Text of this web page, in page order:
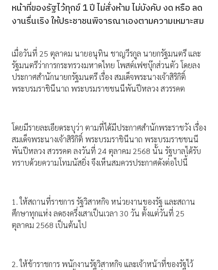
หน้าที่ของรัฐไว้ทุกข์ 1 ปี ไม่สั่งห้าม ไม่บังคับ งด หรือ ลด
งานรื่นเริง ให้ประชาชนพิจารณาเองตามความเหมาะสม
เมื่อวันที่ 25 ตุลาคม นายอนุทิน ชาญวีรกูล นายกรัฐมนตรี และ
รัฐมนตรีว่าการกระทรวงมหาดไทย โพสต์เฟซบุ๊กส่วนตัว โดยลง
ประกาศสำนักนายกรัฐมนตรี เรื่อง สมเด็จพระนางเจ้าสิริกิติ์
พระบรมราชินีนาถ พระบรมราชชนนีพันปีหลวง สวรรคต
โดยมีรายละเอียดระบุว่า ตามที่ได้มีประกาศสำนักพระราชวัง เรื่อง
สมเด็จพระนางเจ้าสิริกิติ์ พระบรมราชินีนาถ พระบรมราชชนนี
พันปีหลวง สวรรคต ลงวันที่ 24 ตุลาคม 2568 นั้น รัฐบาลได้รับ
ทราบด้วยความโทมนัสยิ่ง จึงเห็นสมควรประกาศดังต่อไปนี้
1. ให้สถานที่ราชการ รัฐวิสาหกิจ หน่วยงานของรัฐ และสถาน
ศึกษาทุกแห่ง ลดธงครึ่งเสาเป็นเวลา 30 วัน ตั้งแต่วันที่ 25
ตุลาคม 2568 เป็นต้นไป
2. ให้ข้าราชการ พนักงานรัฐวิสาหกิจ และเจ้าหน้าที่ของรัฐไว้